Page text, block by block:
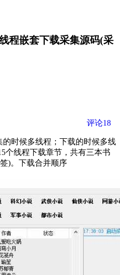
程嵌套下载采集源码(采
评论18
时候多线程；下载的时候多线
个线程下载章节，共有三本书
)。下载合并顺序